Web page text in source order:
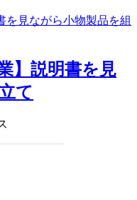
】説明書を見
て